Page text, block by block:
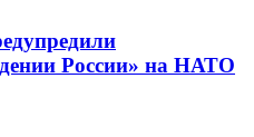
России» на НАТО